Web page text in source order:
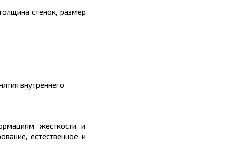
стенок, размер
внутреннего
жесткости и
естественное и